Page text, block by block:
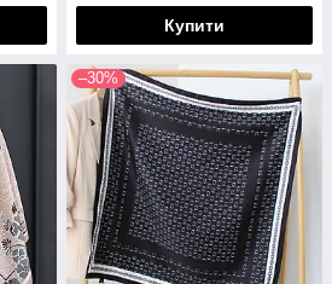
Купити
–30%